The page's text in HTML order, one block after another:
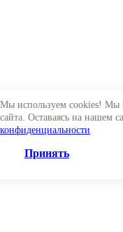
Мы используем cookies! Мы
сайта. Оставаясь на нашем
конфиденциальности
Принять